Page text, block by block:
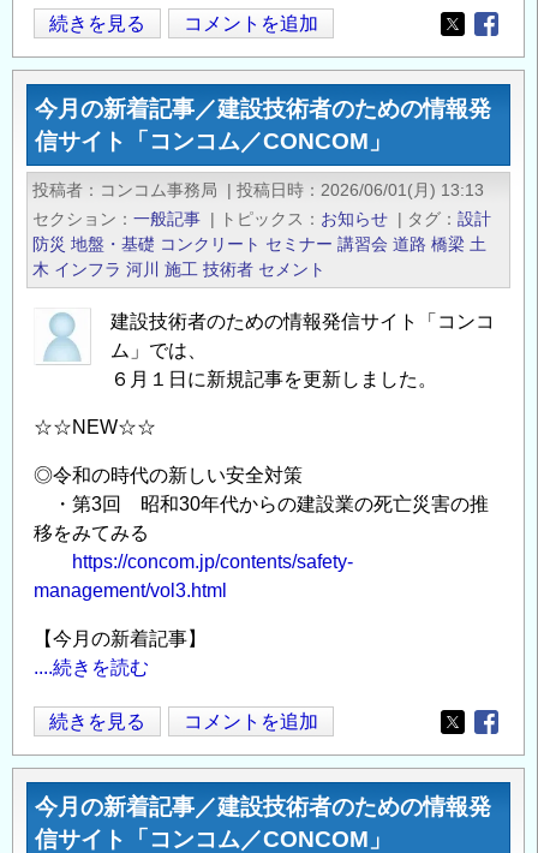
ン
コ
ム
／
CONCOM」
の
今
月
の
新
着
記
事
／
建
設
技
め
の
情
発
信
サ
ト
ン
コ
ム
続きを見る コメントを追加
Opens in
今月の新着記事／建設技術者のための情報発
信サイト「コンコム／CONCOM」
投稿者 コンコム事務局 | 投稿日時
2026/06/01(月) 13:13
セクション
一般記事 | トピックス お知らせ | タグ
設計
防災 地盤・基礎 コンクリート セミナー 講習会 道路 橋梁 土
木 インフラ 河川 施工 技術者 セメント
建設技術者のための情報発信サイト「コンコ
ム」では、
６月１日に新規記事を更新しました。
☆☆NEW☆☆
◎令和の時代の新しい安全対策
・第3回 昭和30年代からの建設業の死亡災害の推
移をみてみる
https://concom.jp/contents/safety-
management/vol3.html
【今月の新着記事】
....続きを読む
今
月
の
新
着
続きを見る コメントを追加
Opens in
今月の新着記事／建設技術者のための情報発
信サイト「コンコム／CONCOM」